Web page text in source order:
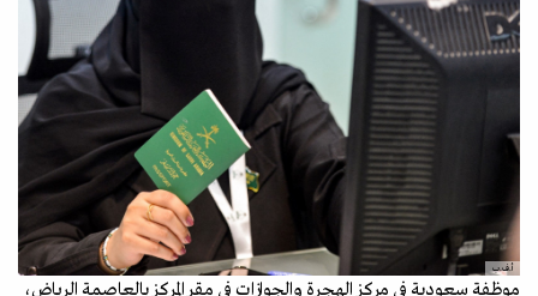
أ.ف.ب
موظفة سعودية في مركز الهجرة والجوازات في مقر المركز بالعاصمة الرياض،